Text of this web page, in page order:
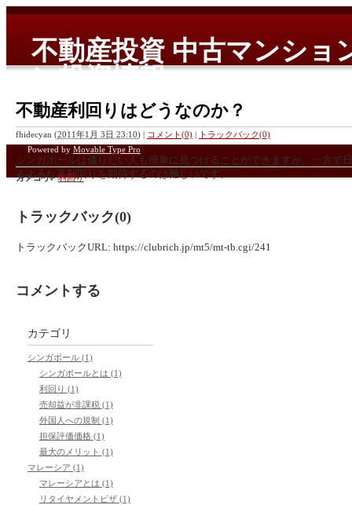
不動産投資 中古マンショ
ン投資情報
国内、海外の中古マンション、新築コンドミニアムを中心とし
不動産利回りはどうなのか？
fhidecyan (2011年1月 3日 23:10) | コメント(0) | トラックバック(0)
シンガポールは借りたい人も簡単に見つけることができますが、一方で
るような高利回りを期待するのは難しいです。
一般的には3~4%と言われており、日本のように銀行ローンを増やして
いる人はほとんどいません。
シンガポール＝短期売却狙い
ということが言えます。
カテゴリ: 利回り
トラックバック(0)
トラックバックURL: https://clubrich.jp/mt5/mt-tb.cgi/241
コメントする
カテゴリ
シンガポール (1)
シンガポールとは (1)
利回り (1)
売却益が非課税 (1)
外国人への規制 (1)
担保評価価格 (1)
最大のメリット (1)
マレーシア (1)
マレーシアとは (1)
リタイヤメントビザ (1)
Powered by Movable Type Pro